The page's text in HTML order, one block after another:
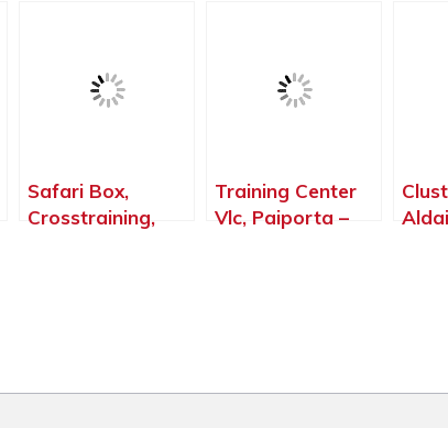
Reducidos
Safari Box,
Crosstraining,
Training Center
Vlc, Paiporta –